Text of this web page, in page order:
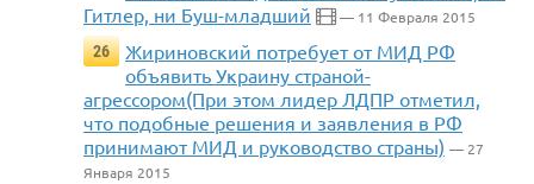
Гитлер, ни Буш-младший
— 11 Февраля 2015
26
Жириновский потребует от МИД РФ
объявить Украину страной-
агрессором(При этом лидер ЛДПР отметил,
что подобные решения и заявления в РФ
принимают МИД и руководство страны) — 27
Января 2015